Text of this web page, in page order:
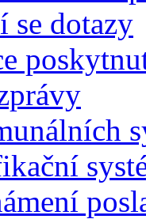
se dotazy